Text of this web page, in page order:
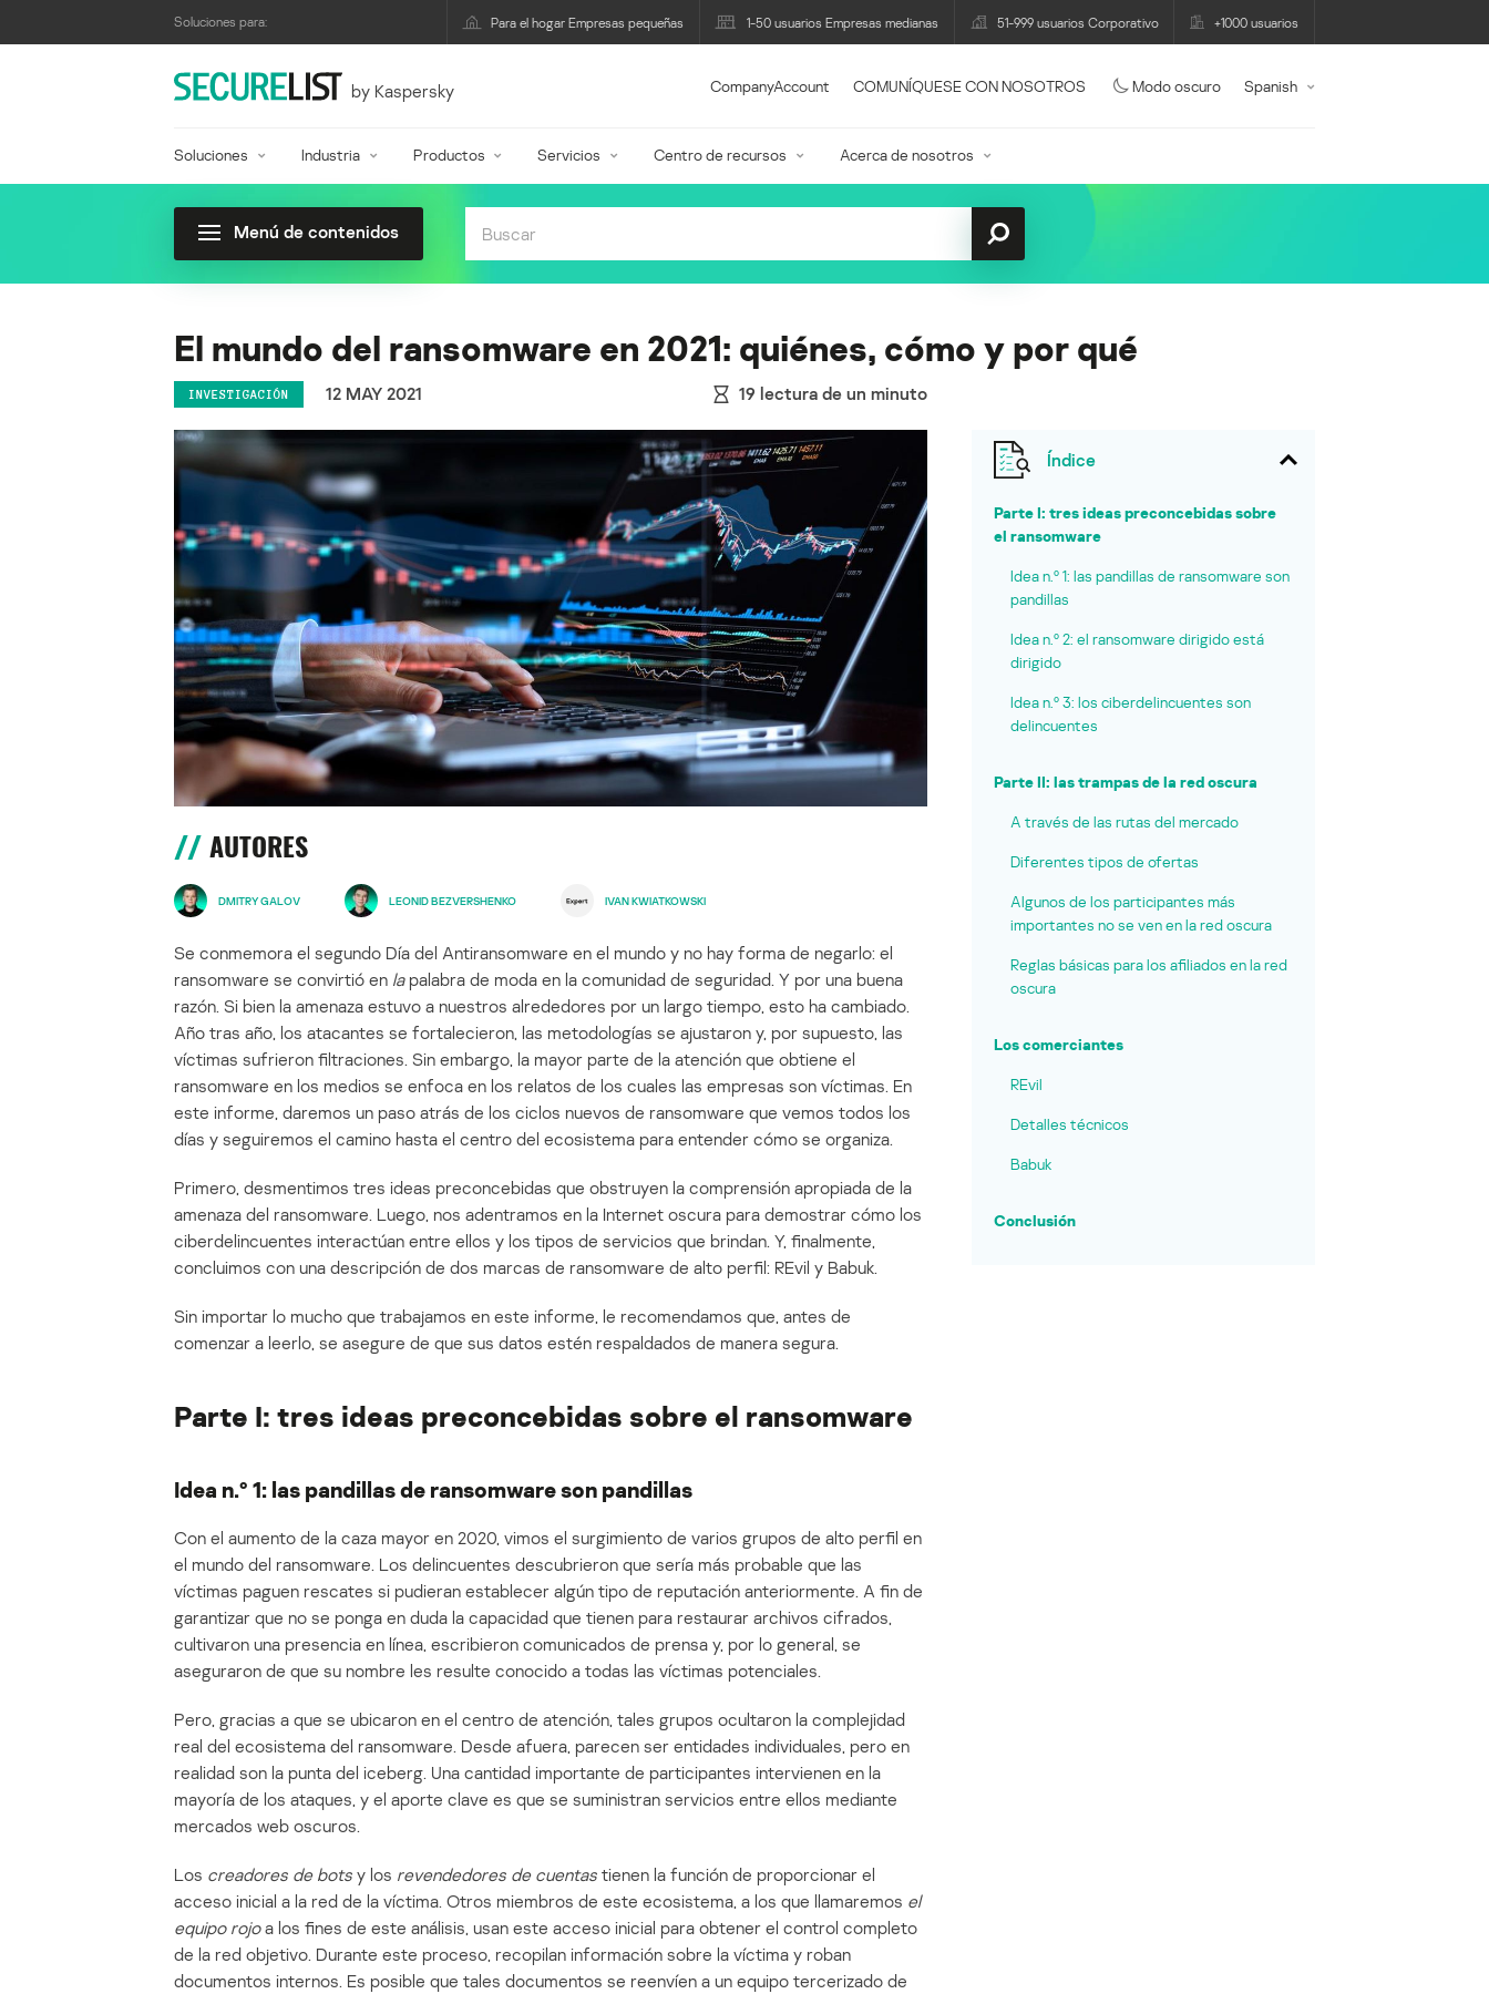
Soluciones para: Para el hogar Empresas pequeñas 1-50 usuarios Empresas medianas 51-999 usuarios Corporativo +1000 usuarios
by Kaspersky CompanyAccount COMUNÍQUESE CON NOSOTROS Modo oscuro Spanish
Soluciones Industria Productos Servicios Centro de recursos Acerca de nosotros
Menú de contenidos
El mundo del ransomware en 2021: quiénes, cómo y por qué
INVESTIGACIÓN 12 MAY 2021 19 lectura de un minuto
AUTORES
DMITRY GALOV LEONID BEZVERSHENKO IVAN KWIATKOWSKI
Se conmemora el segundo Día del Antiransomware en el mundo y no hay forma de negarlo: el
ransomware se convirtió en lapalabra de moda en la comunidad de seguridad. Y por una buena
razón. Si bien la amenaza estuvo a nuestros alrededores por un largo tiempo, esto ha cambiado.
Año tras año, los atacantes se fortalecieron, las metodologías se ajustaron y, por supuesto, las
víctimas sufrieron filtraciones. Sin embargo, la mayor parte de la atención que obtiene el
ransomware en los medios se enfoca en los relatos de los cuales las empresas son víctimas. En
este informe, daremos un paso atrás de los ciclos nuevos de ransomware que vemos todos los
días y seguiremos el camino hasta el centro del ecosistema para entender cómo se organiza.
Primero, desmentimos tres ideas preconcebidas que obstruyen la comprensión apropiada de la
amenaza del ransomware. Luego, nos adentramos en la Internet oscura para demostrar cómo los
ciberdelincuentes interactúan entre ellos y los tipos de servicios que brindan. Y, finalmente,
concluimos con una descripción de dos marcas de ransomware de alto perfil: REvil y Babuk.
Sin importar lo mucho que trabajamos en este informe, le recomendamos que, antes de
comenzar a leerlo, se asegure de que sus datos estén respaldados de manera segura.
Parte I: tres ideas preconcebidas sobre el ransomware
Idea n.º 1: las pandillas de ransomware son pandillas
Con el aumento de la caza mayor en 2020, vimos el surgimiento de varios grupos de alto perfil en
el mundo del ransomware. Los delincuentes descubrieron que sería más probable que las
víctimas paguen rescates si pudieran establecer algún tipo de reputación anteriormente. A fin de
garantizar que no se ponga en duda la capacidad que tienen para restaurar archivos cifrados,
cultivaron una presencia en línea, escribieron comunicados de prensa y, por lo general, se
aseguraron de que su nombre les resulte conocido a todas las víctimas potenciales.
Pero, gracias a que se ubicaron en el centro de atención, tales grupos ocultaron la complejidad
real del ecosistema del ransomware. Desde afuera, parecen ser entidades individuales, pero en
realidad son la punta del iceberg. Una cantidad importante de participantes intervienen en la
mayoría de los ataques, y el aporte clave es que se suministran servicios entre ellos mediante
mercados web oscuros.
Los creadores de bots y los revendedores de cuentas tienen la función de proporcionar el
acceso inicial a la red de la víctima. Otros miembros de este ecosistema, a los que llamaremos el
equipo rojoa los fines de este análisis, usan este acceso inicial para obtener el control completo
de la red objetivo. Durante este proceso, recopilan información sobre la víctima y roban
documentos internos. Es posible que tales documentos se reenvíen a un equipo tercerizado de
Índice
Parte I: tres ideas preconcebidas sobre
el ransomware
Idea n.º 1: las pandillas de ransomware son
pandillas
Idea n.º 2: el ransomware dirigido está
dirigido
Idea n.º 3: los ciberdelincuentes son
delincuentes
Parte II: las trampas de la red oscura
A través de las rutas del mercado
Diferentes tipos de ofertas
Algunos de los participantes más
importantes no se ven en la red oscura
Reglas básicas para los afiliados en la red
oscura
Los comerciantes
REvil
Detalles técnicos
Babuk
Conclusión